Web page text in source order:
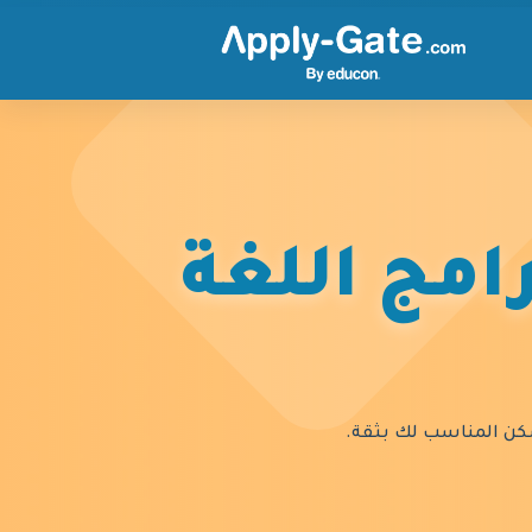
اللغة
المناسب لك بثقة.